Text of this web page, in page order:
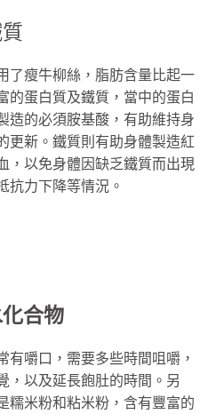
了瘦牛柳絲，脂肪含量比起一
的蛋白質及鐵質，當中的蛋白
造的必須胺基酸，有助維持身
更新。鐵質則有助身體製造紅
，以免身體因缺乏鐵質而出現
抗力下降等情況。
合物
有嚼口，需要多些時間咀嚼，
，以及延長飽肚的時間。另
糯米粉和粘米粉，含有豐富的